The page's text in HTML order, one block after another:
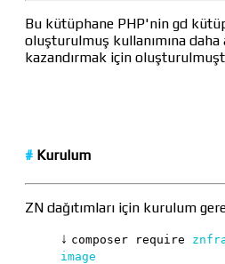
Bu kütüphane PHP'nin gd
oluşturulmuş kullanımına daha
kazandırmak için
# Kurulum
ZN dağıtımları için kurulum
↓ composer require
image